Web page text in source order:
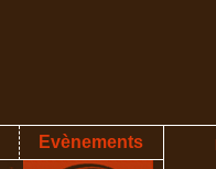
Evènements